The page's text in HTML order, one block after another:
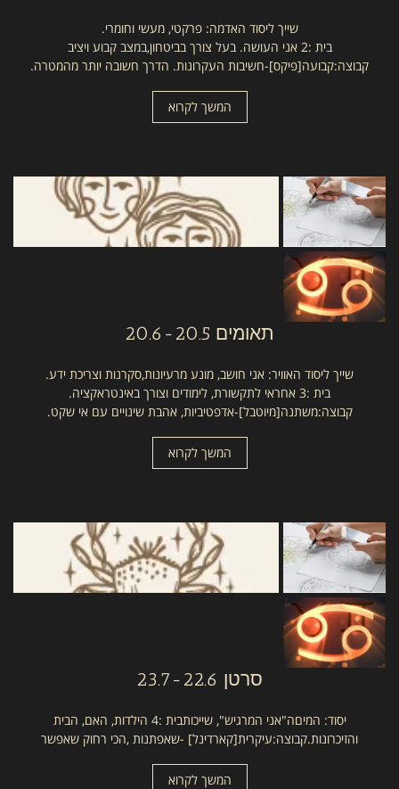
שייך ליסוד האדמה: פרקטי, מעשי וחומרי.
בית :2 אני העושה. בעל צורך בביטחון,במצב קבוע ויציב
קבוצה:קבועה[פיקס]-חשיבות העקרונות. הדרך חשובה יותר מהמטרה.
המשך לקרוא
תאומים 20.6-20.5
שייך ליסוד האוויר: אני חושב, מונע מרעיונות,סקרנות וצריכת ידע.
בית :3 אחראי לתקשורת, לימודים וצורך באינטראקציה.
קבוצה:משתנה[מיוטבל]-אדפטיביות, אהבת שינויים עם אי שקט.
המשך לקרוא
סרטן 23.7-22.6
יסוד: המיםה"אני המרגיש", שייכותבית :4 הילדות, האם, הבית
והזיכרונות.קבוצה:עיקרית[קארדינל] -שאפתנות ,הכי רחוק שאפשר
המשך לקרוא